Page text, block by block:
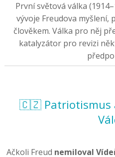
První světová válka
vývoje Freudova myšlení,
člověkem. Válka pro něj
katalyzátor pro revizi
🇨🇿 Patriotismus
Ačkoli Freud nemiloval